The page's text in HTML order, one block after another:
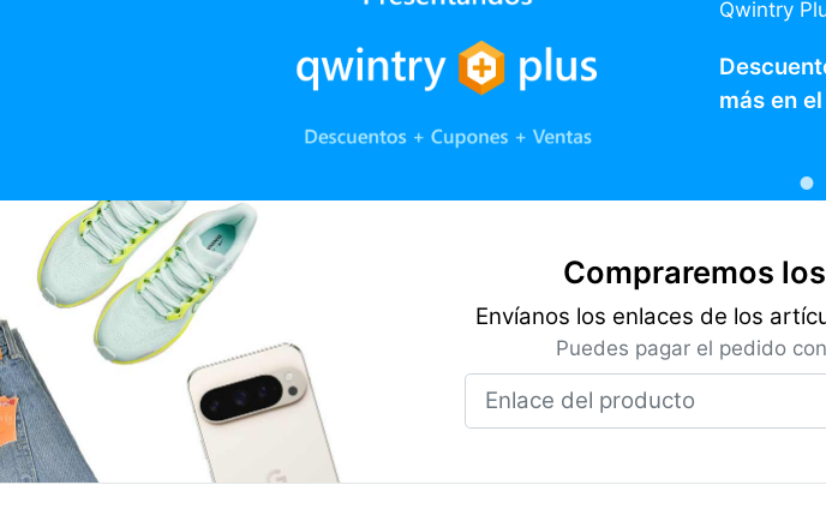
Qwintry
más en
Compraremos
Envíanos los enlaces de los
Puedes pagar el pedido